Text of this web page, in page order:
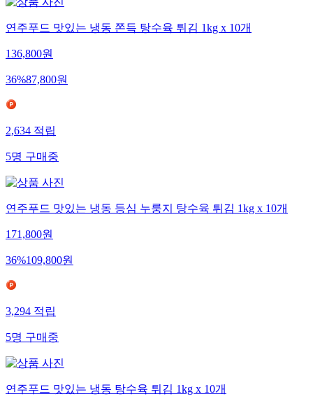
연주푸드 맛있는 냉동 쫀득 탕수육 튀김 1kg x 10개
136,800원
36%87,800원
2,634적립
5명구매중
연주푸드 맛있는 냉동 등심 누룽지 탕수육 튀김 1kg x 10개
171,800원
36%109,800원
3,294적립
5명구매중
연주푸드 맛있는 냉동 탕수육 튀김 1kg x 10개